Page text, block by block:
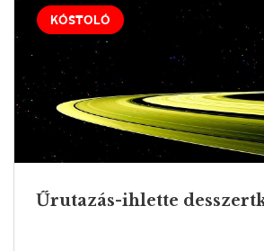
KÓSTOLÓ
Űrutazás-ihlette